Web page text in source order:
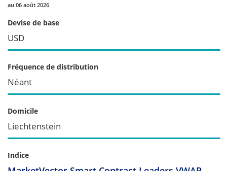
au 06 août 2026
Devise de base
USD
Fréquence de distribution
Néant
Domicile
Liechtenstein
Indice